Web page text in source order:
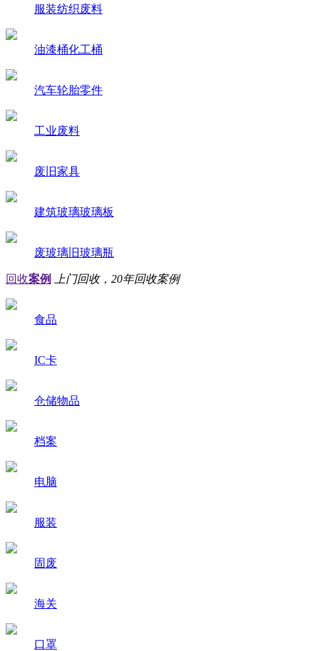
服装纺织废料
油漆桶化工桶
汽车轮胎零件
工业废料
废旧家具
建筑玻璃玻璃板
废玻璃旧玻璃瓶
回收案例 上门回收，20年回收案例
食品
IC卡
仓储物品
档案
电脑
服装
固废
海关
口罩